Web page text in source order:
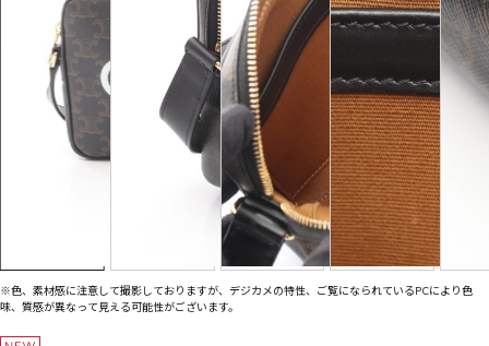
※色、素材感に注意して撮影しておりますが、デジカメの特性、ご覧になられているPCにより色
味、質感が異なって見える可能性がございます。